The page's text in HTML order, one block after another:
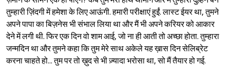
तुम्हारी ज़िंदगी में हमेशा के लिए आऊंगी. हमारी परीक्षाएं हुईं. लास्ट ईयर था, तुमने
अपने पापा का बिज़नेस भी संभाल लिया था और मैं भी अपने करियर को आकार
देने में लगी थी. फिर एक दिन वो शाम आई, जो ना ही आती तो अच्छा होता. तुम्हारा
जन्मदिन था और तुमने कहा कि तुम मेरे साथ अकेले यह ख़ास दिन सेलिब्रेट
करना चाहते हो... तुम पर तो ख़ुद से भी ज़्यादा भरोसा था, सो मैं तैयार हो गई.